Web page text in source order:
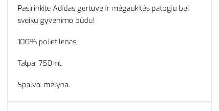
Pasirinkite Adidas gertuvę ir mėgaukitės patogiu bei
sveiku gyvenimo būdu!
100% polietilenas.
Talpa: 750ml.
Spalva: mėlyna.